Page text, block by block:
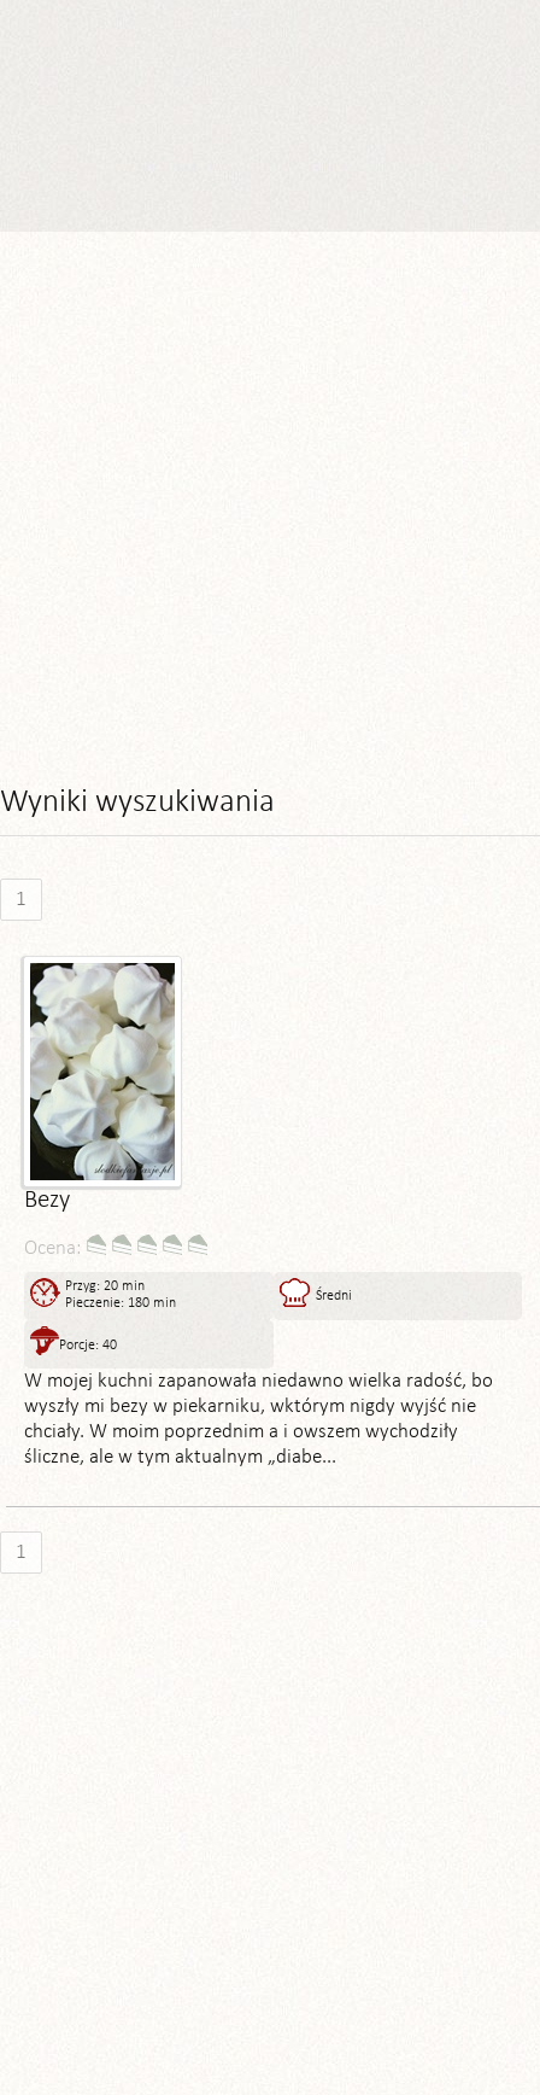
Wyniki wyszukiwania
1
Bezy
Ocena:
Przyg: 20 min
Pieczenie: 180 min
Średni
Porcje: 40
W mojej kuchni zapanowała niedawno wielka radość, bo
wyszły mi bezy w piekarniku, wktórym nigdy wyjść nie
chciały. W moim poprzednim a i owszem wychodziły
śliczne, ale w tym aktualnym „diabe...
1